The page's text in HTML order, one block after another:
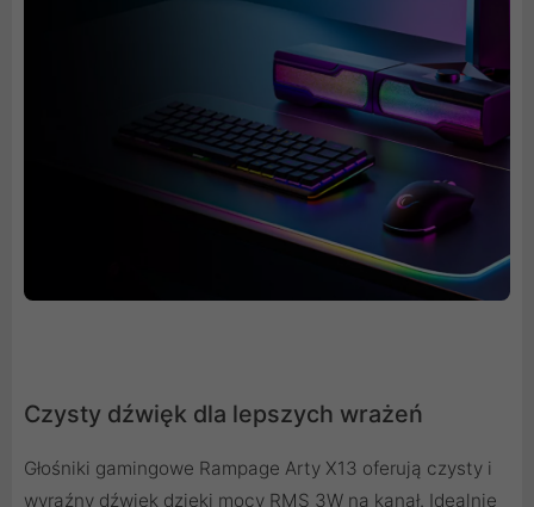
Czysty dźwięk dla lepszych wrażeń
Głośniki gamingowe Rampage Arty X13 oferują czysty i
wyraźny dźwięk dzięki mocy RMS 3W na kanał. Idealnie